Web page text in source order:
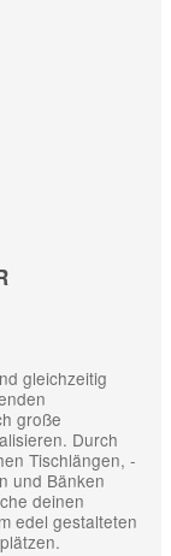
gleichzeitig
große
Durch
Tischlängen, -
und Bänken
deinen
edel gestalteten